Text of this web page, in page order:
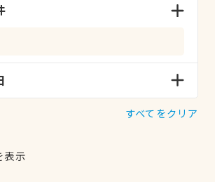
すべてをクリア
表示